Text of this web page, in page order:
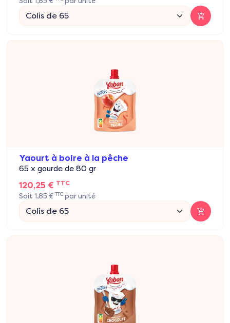
Yaourt à boire à la pêche
65 x gourde de 80 gr
120,25 € TTC
Soit 1,85 € TTC par unité